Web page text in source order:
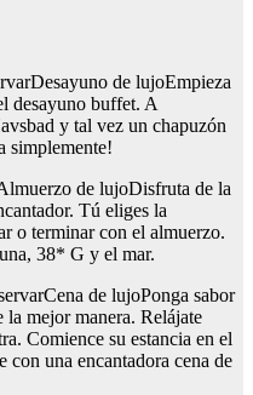
de lujoEmpieza
desayuno buffet. A
y tal vez un chapuzón
simplemente!
de lujoDisfruta de la
Tú eliges la
o terminar con el almuerzo.
38* G y el mar.
de lujoPonga sabor
mejor manera. Relájate
Comience su estancia en el
con una encantadora cena de